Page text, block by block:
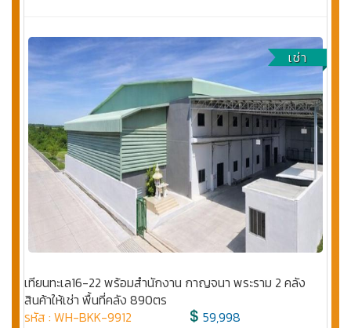
เช่า
เทียนทะเล16-22 พร้อมสำนักงาน กาญจนา พระราม 2 คลัง
สินค้าให้เช่า พื้นที่คลัง 890ตร
รหัส : WH-BKK-9912
59,998